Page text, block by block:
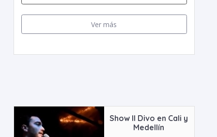
Ver más
Show Il Divo en Cali y
Medellín